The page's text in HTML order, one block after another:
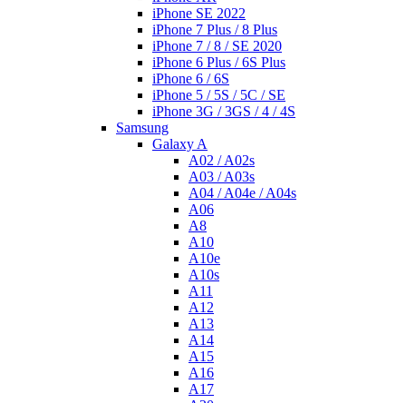
iPhone SE 2022
iPhone 7 Plus / 8 Plus
iPhone 7 / 8 / SE 2020
iPhone 6 Plus / 6S Plus
iPhone 6 / 6S
iPhone 5 / 5S / 5C / SE
iPhone 3G / 3GS / 4 / 4S
Samsung
Galaxy A
A02 / A02s
A03 / A03s
A04 / A04e / A04s
A06
A8
A10
A10e
A10s
A11
A12
A13
A14
A15
A16
A17